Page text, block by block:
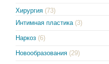
Хирургия (73)
Интимная пластика (3)
Наркоз (6)
Новообразования (29)